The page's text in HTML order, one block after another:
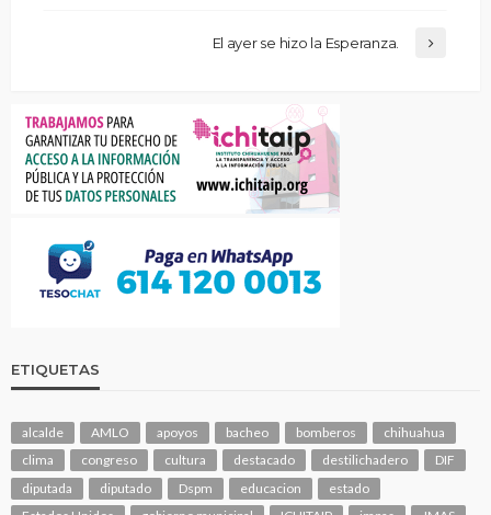
El ayer se hizo la Esperanza.
ETIQUETAS
alcalde AMLO apoyos bacheo bomberos
chihuahua
clima
congreso cultura destacado destilichadero
DIF
diputada
diputado Dspm educacion
estado